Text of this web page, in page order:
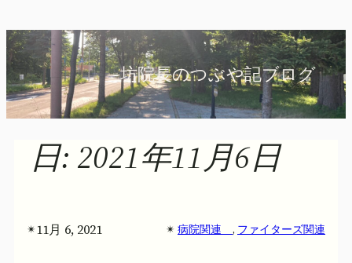
容
を
ス
キ
ッ
坊院長のつぶや記ブログ
日: 2021年11月6日
✴︎11月 6, 2021 ✴︎ 病院関連 , ファイターズ関連